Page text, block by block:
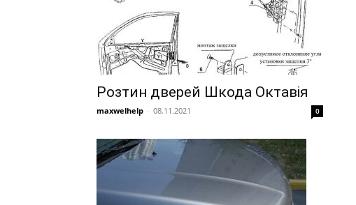
Розтин дверей Шкода Октавія
maxwelhelp - 08.11.2021 0